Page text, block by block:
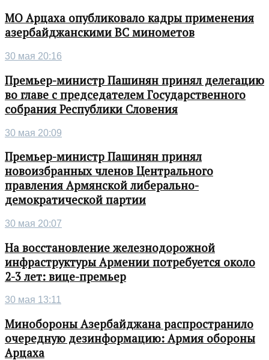
МО Арцаха опубликовало кадры применения
азербайджанскими ВС минометов
30 мая 20:16
Премьер-министр Пашинян принял делегацию
во главе с председателем Государственного
собрания Республики Словения
30 мая 20:09
Премьер-министр Пашинян принял
новоизбранных членов Центрального
правления Армянской либерально-
демократической партии
30 мая 20:07
На восстановление железнодорожной
инфраструктуры Армении потребуется около
2-3 лет: вице-премьер
30 мая 13:11
Минобороны Азербайджана распространило
очередную дезинформацию: Армия обороны
Арцаха